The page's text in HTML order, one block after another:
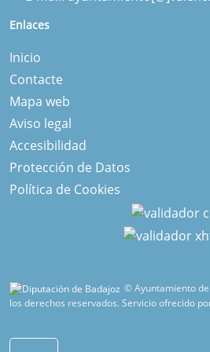
Enlaces
Inicio
Contacte
Mapa web
Aviso legal
Accesibilidad
Protección de Datos
Política de Cookies
© Ayuntamiento
los derechos reservados.Servicio ofrecido